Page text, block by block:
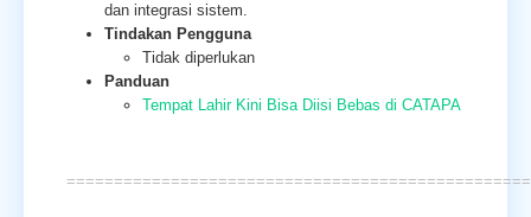
dan integrasi sistem.
Tindakan Pengguna
Tidak diperlukan
Panduan
Tempat Lahir Kini Bisa Diisi Bebas di CATAPA